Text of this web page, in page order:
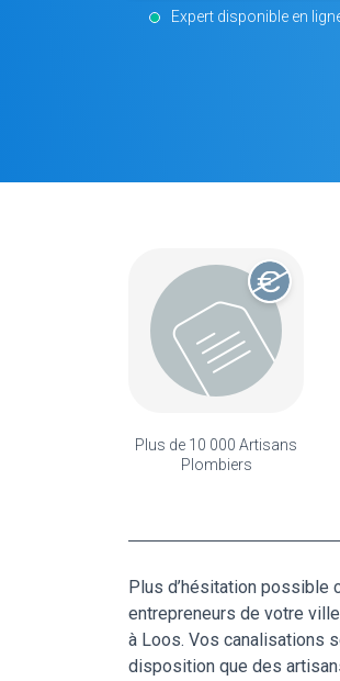
Expert disponible en
Plus de 10 000 Artisans
Plombiers
Plus d’hésitation possible
entrepreneurs de votre
à Loos. Vos canalisations
disposition que des